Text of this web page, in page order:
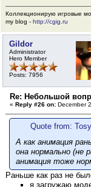
Коллекционирую игровые
my blog - http://cgig.ru
Gildor
Administrator
Hero Member
Posts: 7956
Re: Небольшой
« Reply #26 on: December
Quote from:
А как анимация
она нормально (не
анимация тоже
Раньше как раз не
я загружаю